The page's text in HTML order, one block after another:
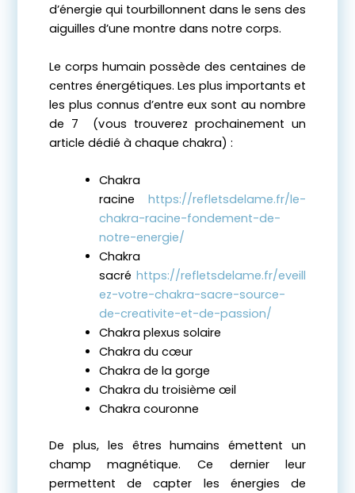
d’énergie qui tourbillonnent dans le sens des
aiguilles d’une montre dans notre corps.
Le corps humain possède des centaines de
centres énergétiques. Les plus importants et
les plus connus d’entre eux sont au nombre
de 7 (vous trouverez prochainement un
article dédié à chaque chakra) :
Chakra
racinehttps://refletsdelame.fr/le-
chakra-racine-fondement-de-
notre-energie/
Chakra
sacréhttps://refletsdelame.fr/eveill
ez-votre-chakra-sacre-source-
de-creativite-et-de-passion/
Chakra plexus solaire
Chakra du cœur
Chakra de la gorge
Chakra du troisième œil
Chakra couronne
De plus, les êtres humains émettent un
champ magnétique. Ce dernier leur
permettent de capter les énergies de